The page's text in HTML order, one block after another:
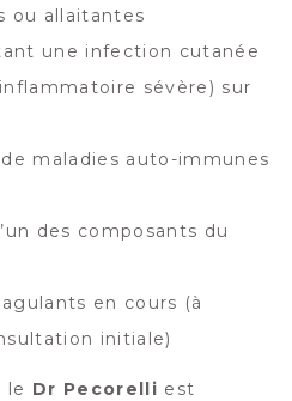
ou allaitantes
une infection cutanée
sévère) sur
maladies auto-immunes
des composants du
en cours (à
initiale)
le Dr Pecorelli est